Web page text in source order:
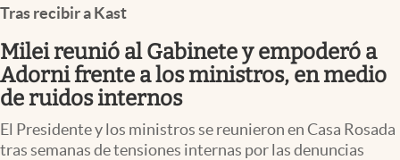
Uruguay
Mercados Online
Negocios
Columnistas
Apertura
Tras recibir a Kast
Milei reunió al Gabinete y empoderó a
Adorni frente a los ministros, en medio
de ruidos internos
El Presidente y los ministros se reunieron en Casa Rosada
tras semanas de tensiones internas por las denuncias